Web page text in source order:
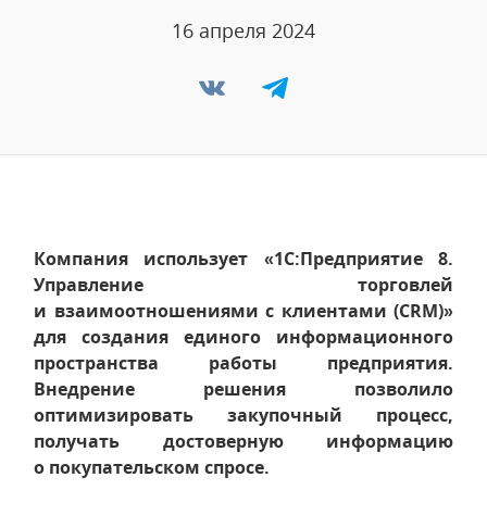
16 апреля 2024
Компания использует «1С:Предприятие 8.
Управление торговлей
и взаимоотношениями с клиентами (CRM)»
для создания единого информационного
пространства работы предприятия.
Внедрение решения позволило
оптимизировать закупочный процесс,
получать достоверную информацию
о покупательском спросе.